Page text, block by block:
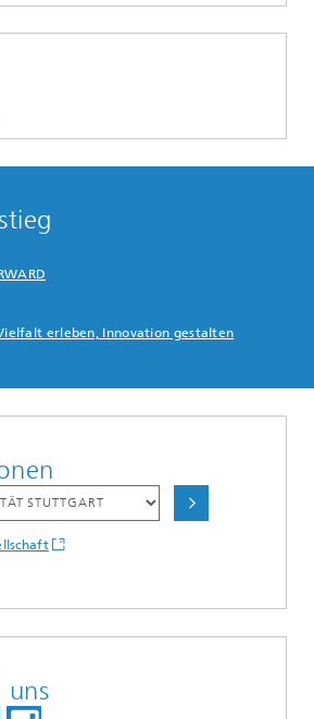
erleben, Innovation gestalten
uns